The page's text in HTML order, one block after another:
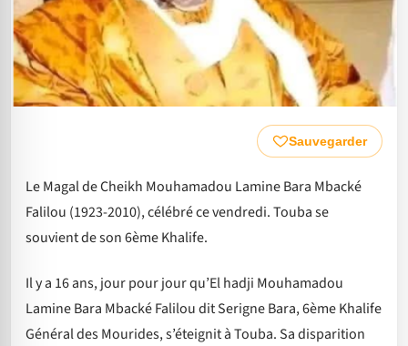
Sauvegarder
Le Magal de Cheikh Mouhamadou Lamine Bara Mbacké
Falilou (1923-2010), célébré ce vendredi. Touba se
souvient de son 6ème Khalife.
Il y a 16 ans, jour pour jour qu’El hadji Mouhamadou
Lamine Bara Mbacké Falilou dit Serigne Bara, 6ème Khalife
Général des Mourides, s’éteignit à Touba. Sa disparition